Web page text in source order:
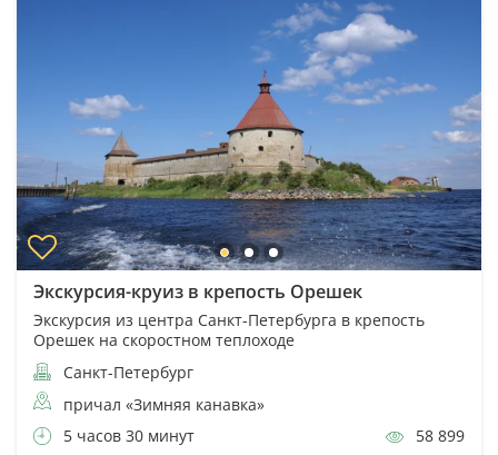
Экскурсия-круиз в крепость Орешек
Экскурсия из центра Санкт-Петербурга в крепость
Орешек на скоростном теплоходе
Санкт-Петербург
причал «Зимняя канавка»
5 часов 30 минут
58 899